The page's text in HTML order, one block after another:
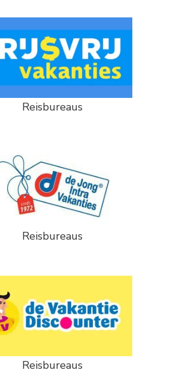
Reisbureaus
Reisbureaus
Reisbureaus